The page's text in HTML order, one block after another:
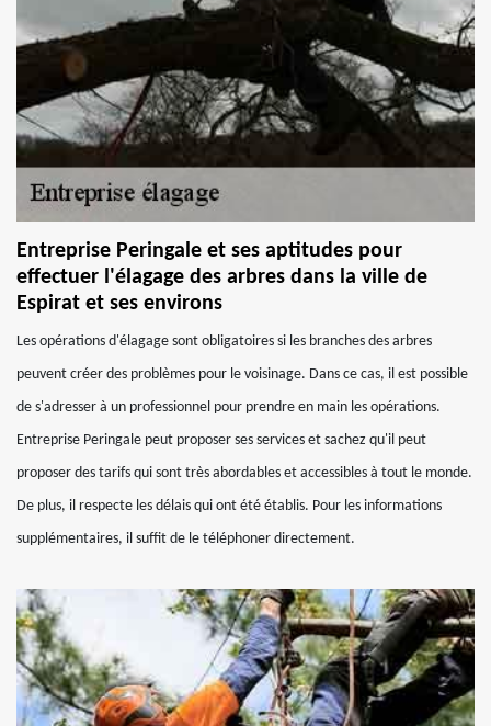
Entreprise Peringale et ses aptitudes pour
effectuer l'élagage des arbres dans la ville de
Espirat et ses environs
Les opérations d'élagage sont obligatoires si les branches des arbres
peuvent créer des problèmes pour le voisinage. Dans ce cas, il est possible
de s'adresser à un professionnel pour prendre en main les opérations.
Entreprise Peringale peut proposer ses services et sachez qu'il peut
proposer des tarifs qui sont très abordables et accessibles à tout le monde.
De plus, il respecte les délais qui ont été établis. Pour les informations
supplémentaires, il suffit de le téléphoner directement.